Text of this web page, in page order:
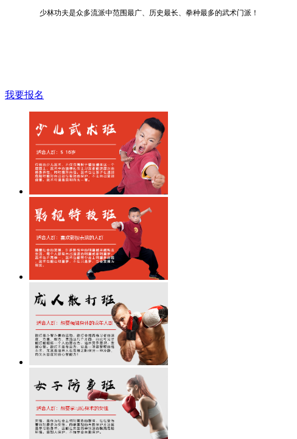
少林功夫是众多流派中范围最广、历史最长、拳种最多的武术门派！
我要报名